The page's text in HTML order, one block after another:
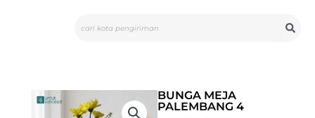
BUNGA MEJA
PALEMBANG 4